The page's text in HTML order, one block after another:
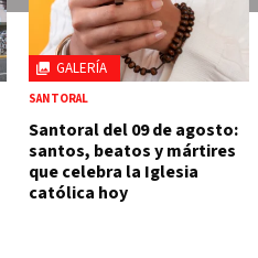
GALERÍA
SANTORAL
Santoral del 09 de agosto:
santos, beatos y mártires
que celebra la Iglesia
católica hoy